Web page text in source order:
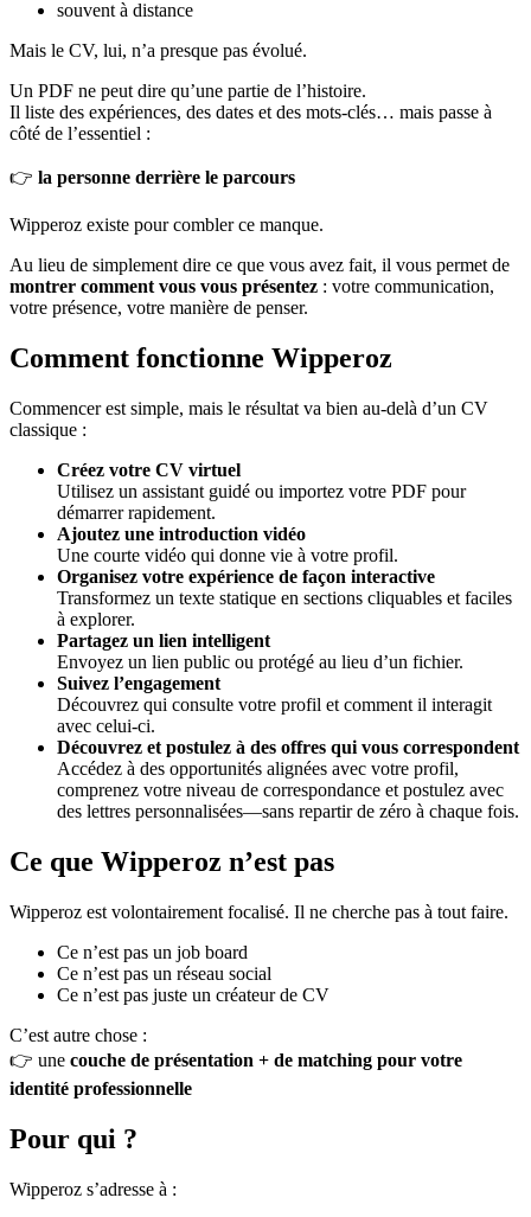
souvent à distance
Mais le CV, lui, n’a presque pas évolué.
Un PDF ne peut dire qu’une partie de l’histoire.
Il liste des expériences, des dates et des mots-clés… mais passe à
côté de l’essentiel :
👉 la personne derrière le parcours
Wipperoz existe pour combler ce manque.
Au lieu de simplement dire ce que vous avez fait, il vous permet de
montrer comment vous vous présentez : votre communication,
votre présence, votre manière de penser.
Comment fonctionne Wipperoz
Commencer est simple, mais le résultat va bien au-delà d’un CV
classique :
Créez votre CV virtuel
Utilisez un assistant guidé ou importez votre PDF pour
démarrer rapidement.
Ajoutez une introduction vidéo
Une courte vidéo qui donne vie à votre profil.
Organisez votre expérience de façon interactive
Transformez un texte statique en sections cliquables et faciles
à explorer.
Partagez un lien intelligent
Envoyez un lien public ou protégé au lieu d’un fichier.
Suivez l’engagement
Découvrez qui consulte votre profil et comment il interagit
avec celui-ci.
Découvrez et postulez à des offres qui vous correspondent
Accédez à des opportunités alignées avec votre profil,
comprenez votre niveau de correspondance et postulez avec
des lettres personnalisées—sans repartir de zéro à chaque fois.
Ce que Wipperoz n’est pas
Wipperoz est volontairement focalisé. Il ne cherche pas à tout faire.
Ce n’est pas un job board
Ce n’est pas un réseau social
Ce n’est pas juste un créateur de CV
C’est autre chose :
👉 une couche de présentation + de matching pour votre
identité professionnelle
Pour qui ?
Wipperoz s’adresse à :